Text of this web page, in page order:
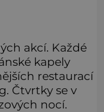
akcí. Každé
kapely
restaurací
Čtvrtky se v
nocí.